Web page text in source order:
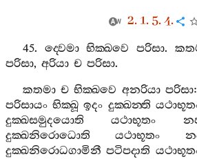
2. 1. 5. 4.
45. ද‍්වෙමා භික‍්ඛවෙ පරිසා.
පරිසා, අරියා ච පරිසා.
කතමා ච භික‍්ඛවෙ අනරියා පරිසා
පරිසායං භික‍්ඛූ ඉදං දුක‍්ඛන‍්ති
දුක‍්ඛසමුදයොති
යථාභූතං
දුක‍්ඛනිරොධොති
යථාභූතං
දුක‍්ඛනිරොධගාමිනී පටිපදාති